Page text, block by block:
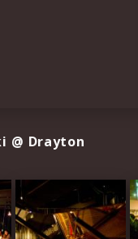
@ Drayton